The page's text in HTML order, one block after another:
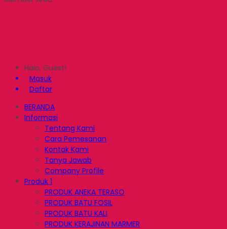
Halo, Guest!
Masuk
Daftar
BERANDA
Informasi
Tentang Kami
Cara Pemesanan
Kontak Kami
Tanya Jawab
Company Profile
Produk 1
PRODUK ANEKA TERASO
PRODUK BATU FOSIL
PRODUK BATU KALI
PRODUK KERAJINAN MARMER